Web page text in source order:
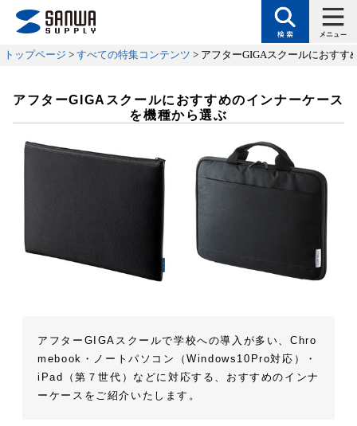
トップページ > すべての特集コンテンツ > アフターGIGAスクールにおすす
アフターGIGAスクールにおすすめのインナーケース
を機種から選ぶ
アフターGIGAスクールで学校への導入が多い、Chro
mebook・ノートパソコン（Windows10Pro対応）・
iPad（第７世代）などに対応する、おすすめのインナ
ーケースをご紹介いたします。